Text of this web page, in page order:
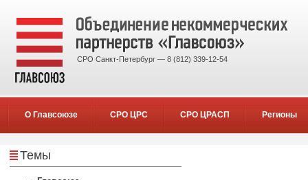
СРО Санкт-Петербург — 8 (812) 339-12-54
О Главсоюзе СРО ЦРС СРО ЦРАСП Регионы
Темы